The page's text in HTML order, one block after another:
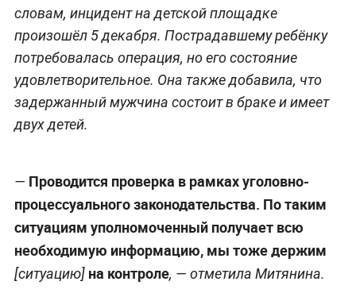
словам, инцидент на детской площадке
произошёл 5 декабря. Пострадавшему ребёнку
потребовалась операция, но его состояние
удовлетворительное. Она также добавила, что
задержанный мужчина состоит в браке и имеет
двух детей.
— Проводится проверка в рамках уголовно-
процессуального законодательства. По таким
ситуациям уполномоченный получает всю
необходимую информацию, мы тоже держим
[ситуацию] на контроле, — отметила Митянина.